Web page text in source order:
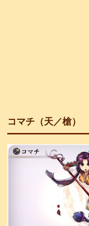
コマチ（天／槍）